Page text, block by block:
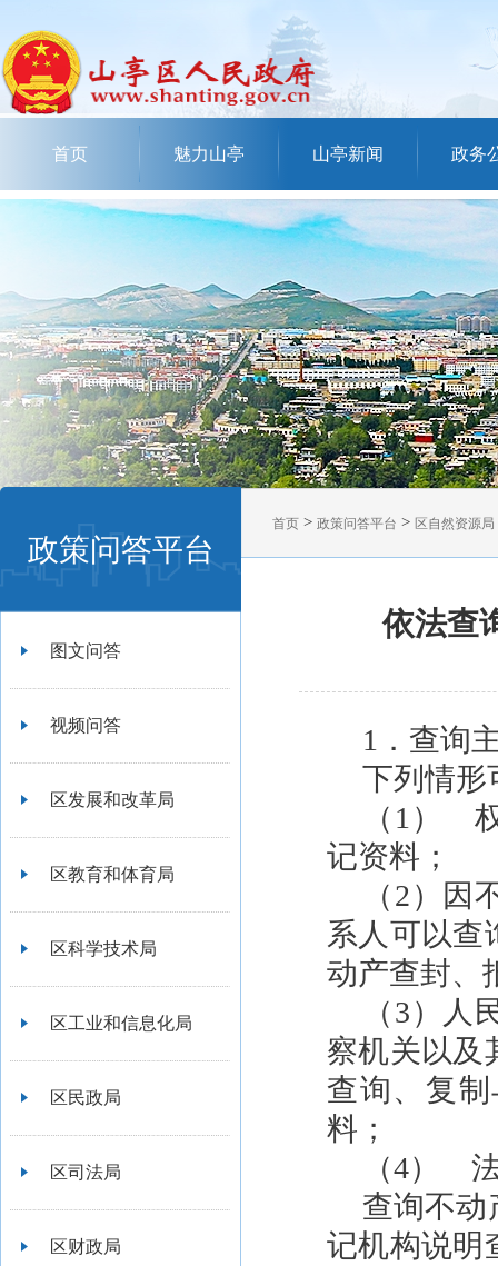
首页 魅力山亭 山亭新闻 政务
政策问答平台
图文问答
视频问答
区发展和改革局
区教育和体育局
区科学技术局
区工业和信息化局
区民政局
区司法局
区财政局
首页 > 政策问答平台 > 区自然资源局
依法查
1．查询
下列情形
（1）
记资料；
（2）
系人可以查
动产查封、
（3）
察机关以及
查询、复
料；
（4）
查询不动
记机构说明